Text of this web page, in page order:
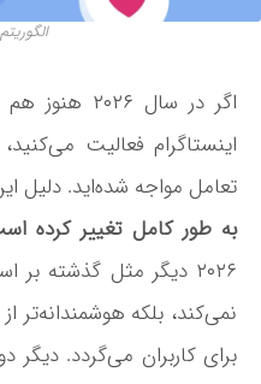
اگر در سال
اینستاگرام فعالیت
تعامل مواجه شده‌اید. دلیل
به طور کامل تغییر کرده
۲۰۲۶ دیگر مثل گذشته
نمی‌کند، بلکه هوشمندانه‌تر
برای کاربران می‌گردد.